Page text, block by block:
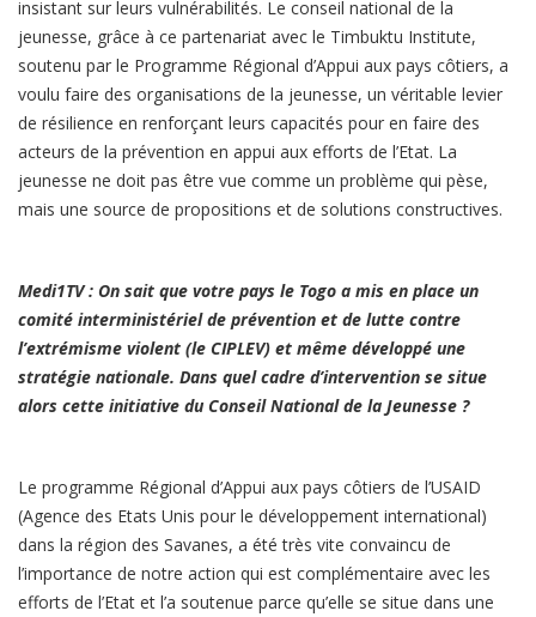
insistant sur leurs vulnérabilités. Le conseil national de la
jeunesse, grâce à ce partenariat avec le Timbuktu Institute,
soutenu par le Programme Régional d’Appui aux pays côtiers, a
voulu faire des organisations de la jeunesse, un véritable levier
de résilience en renforçant leurs capacités pour en faire des
acteurs de la prévention en appui aux efforts de l’Etat. La
jeunesse ne doit pas être vue comme un problème qui pèse,
mais une source de propositions et de solutions constructives.
Medi1TV : On sait que votre pays le Togo a mis en place un
comité interministériel de prévention et de lutte contre
l’extrémisme violent (le CIPLEV) et même développé une
stratégie nationale. Dans quel cadre d’intervention se situe
alors cette initiative du Conseil National de la Jeunesse ?
Le programme Régional d’Appui aux pays côtiers de l’USAID
(Agence des Etats Unis pour le développement international)
dans la région des Savanes, a été très vite convaincu de
l’importance de notre action qui est complémentaire avec les
efforts de l’Etat et l’a soutenue parce qu’elle se situe dans une